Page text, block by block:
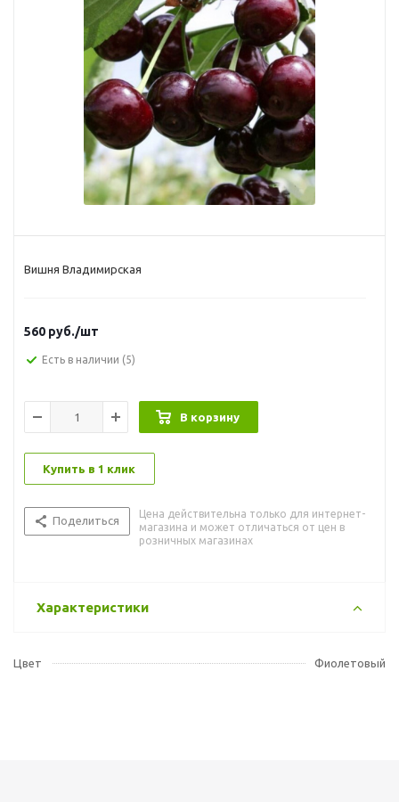
Вишня Владимирская
560 руб./шт
Есть в наличии (5)
В корзину
Купить в 1 клик
Поделиться
Цена действительна только для интернет-
магазина и может отличаться от цен в
розничных магазинах
Характеристики
Цвет Фиолетовый